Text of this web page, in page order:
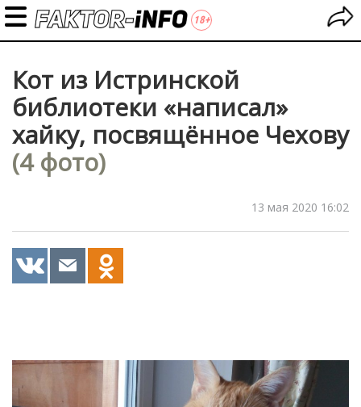
Кот из Истринской
библиотеки «написал»
хайку, посвящённое Чехову
(4 фото)
13 мая 2020 16:02